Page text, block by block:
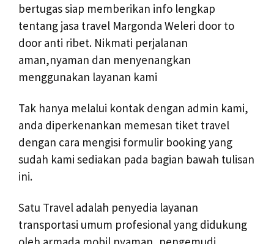
bertugas siap memberikan info lengkap
tentang jasa travel Margonda Weleri door to
door anti ribet. Nikmati perjalanan
aman,nyaman dan menyenangkan
menggunakan layanan kami
Tak hanya melalui kontak dengan admin kami,
anda diperkenankan memesan tiket travel
dengan cara mengisi formulir booking yang
sudah kami sediakan pada bagian bawah tulisan
ini.
Satu Travel adalah penyedia layanan
transportasi umum profesional yang didukung